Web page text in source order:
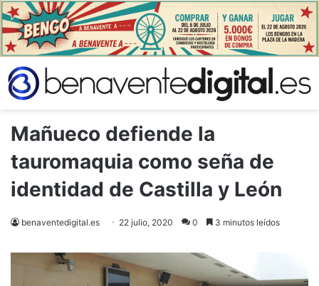
Mañueco defiende la
tauromaquia como seña de
identidad de Castilla y León
benaventedigital.es 22 julio, 2020 0 3 minutos leídos